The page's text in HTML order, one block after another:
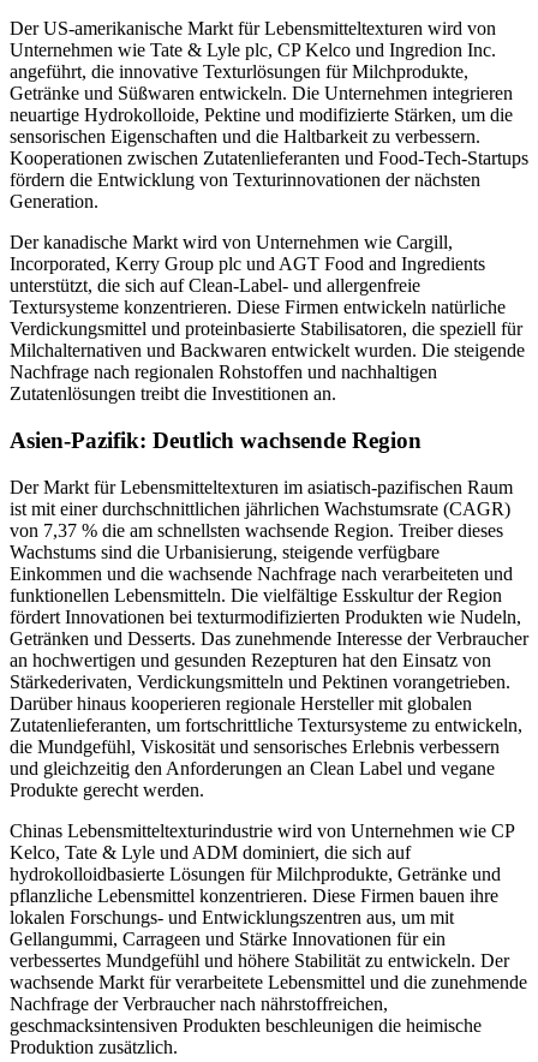
Der US-amerikanische Markt für Lebensmitteltexturen wird von
Unternehmen wie Tate & Lyle plc, CP Kelco und Ingredion Inc.
angeführt, die innovative Texturlösungen für Milchprodukte,
Getränke und Süßwaren entwickeln. Die Unternehmen integrieren
neuartige Hydrokolloide, Pektine und modifizierte Stärken, um die
sensorischen Eigenschaften und die Haltbarkeit zu verbessern.
Kooperationen zwischen Zutatenlieferanten und Food-Tech-Startups
fördern die Entwicklung von Texturinnovationen der nächsten
Generation.
Der kanadische Markt wird von Unternehmen wie Cargill,
Incorporated, Kerry Group plc und AGT Food and Ingredients
unterstützt, die sich auf Clean-Label- und allergenfreie
Textursysteme konzentrieren. Diese Firmen entwickeln natürliche
Verdickungsmittel und proteinbasierte Stabilisatoren, die speziell für
Milchalternativen und Backwaren entwickelt wurden. Die steigende
Nachfrage nach regionalen Rohstoffen und nachhaltigen
Zutatenlösungen treibt die Investitionen an.
Asien-Pazifik: Deutlich wachsende Region
Der Markt für Lebensmitteltexturen im asiatisch-pazifischen Raum
ist mit einer durchschnittlichen jährlichen Wachstumsrate (CAGR)
von 7,37 % die am schnellsten wachsende Region. Treiber dieses
Wachstums sind die Urbanisierung, steigende verfügbare
Einkommen und die wachsende Nachfrage nach verarbeiteten und
funktionellen Lebensmitteln. Die vielfältige Esskultur der Region
fördert Innovationen bei texturmodifizierten Produkten wie Nudeln,
Getränken und Desserts. Das zunehmende Interesse der Verbraucher
an hochwertigen und gesunden Rezepturen hat den Einsatz von
Stärkederivaten, Verdickungsmitteln und Pektinen vorangetrieben.
Darüber hinaus kooperieren regionale Hersteller mit globalen
Zutatenlieferanten, um fortschrittliche Textursysteme zu entwickeln,
die Mundgefühl, Viskosität und sensorisches Erlebnis verbessern
und gleichzeitig den Anforderungen an Clean Label und vegane
Produkte gerecht werden.
Chinas Lebensmitteltexturindustrie wird von Unternehmen wie CP
Kelco, Tate & Lyle und ADM dominiert, die sich auf
hydrokolloidbasierte Lösungen für Milchprodukte, Getränke und
pflanzliche Lebensmittel konzentrieren. Diese Firmen bauen ihre
lokalen Forschungs- und Entwicklungszentren aus, um mit
Gellangummi, Carrageen und Stärke Innovationen für ein
verbessertes Mundgefühl und höhere Stabilität zu entwickeln. Der
wachsende Markt für verarbeitete Lebensmittel und die zunehmende
Nachfrage der Verbraucher nach nährstoffreichen,
geschmacksintensiven Produkten beschleunigen die heimische
Produktion zusätzlich.